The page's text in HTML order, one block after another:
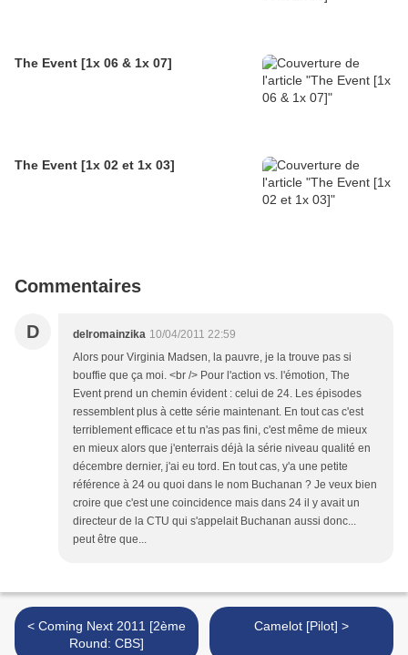
The Event [1x 06 & 1x 07]
The Event [1x 02 et 1x 03]
Commentaires
D delromainzika 10/04/2011 22:59
Alors pour Virginia Madsen, la pauvre, je la trouve pas si
bouffie que ça moi. <br /> Pour l'action vs. l'émotion, The
Event prend un chemin évident : celui de 24. Les épisodes
ressemblent plus à cette série maintenant. En tout cas c'est
terriblement efficace et tu n'as pas fini, c'est même de mieux
en mieux alors que j'enterrais déjà la série niveau qualité en
décembre dernier, j'ai eu tord. En tout cas, y'a une petite
référence à 24 ou quoi dans le nom Buchanan ? Je veux bien
croire que c'est une coincidence mais dans 24 il y avait un
directeur de la CTU qui s'appelait Buchanan aussi donc...
peut être que...
< Coming Next 2011 [2ème
Round: CBS]
Camelot [Pilot] >